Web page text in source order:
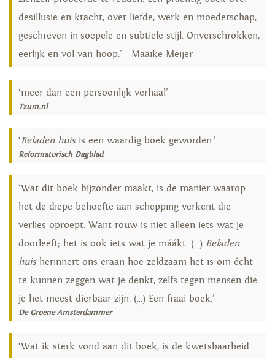
desillusie en kracht, over liefde, werk en moederschap,
geschreven in soepele en subtiele stijl. Onverschrokken,
eerlijk en vol van hoop.’ - Maaike Meijer
‘meer dan een persoonlijk verhaal’
Tzum.nl
‘Beladen huisis een waardig boek geworden.’
Reformatorisch Dagblad
‘Wat dit boek bijzonder maakt, is de manier waarop
het de diepe behoefte aan schepping verkent die
verlies oproept. Want rouw is niet alleen iets wat je
doorleeft; het is ook iets wat je máákt. (...) Beladen
huis herinnert ons eraan hoe zeldzaam het is om écht
te kunnen zeggen wat je denkt, zelfs tegen mensen die
je het meest dierbaar zijn. (...) Een fraai boek.’
De Groene Amsterdammer
‘Wat ik sterk vond aan dit boek, is de kwetsbaarheid